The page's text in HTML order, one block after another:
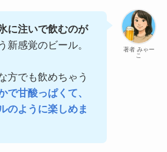
著者 みゃー
こ
に注いで飲むのが
新感覚のビール。
方でも飲めちゃう
で甘酸っぱくて、
のように楽しめま